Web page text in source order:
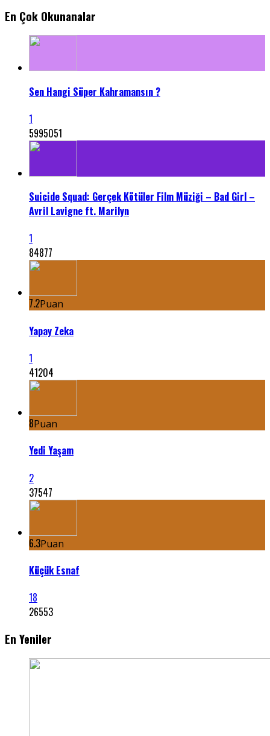
En Çok Okunanalar
Sen Hangi Süper Kahramansın ?
1
5995051
Suicide Squad: Gerçek Kötüler Film Müziği – Bad Girl –
Avril Lavigne ft. Marilyn
1
84877
7.2Puan
Yapay Zeka
1
41204
8Puan
Yedi Yaşam
2
37547
6.3Puan
Küçük Esnaf
18
26553
En Yeniler